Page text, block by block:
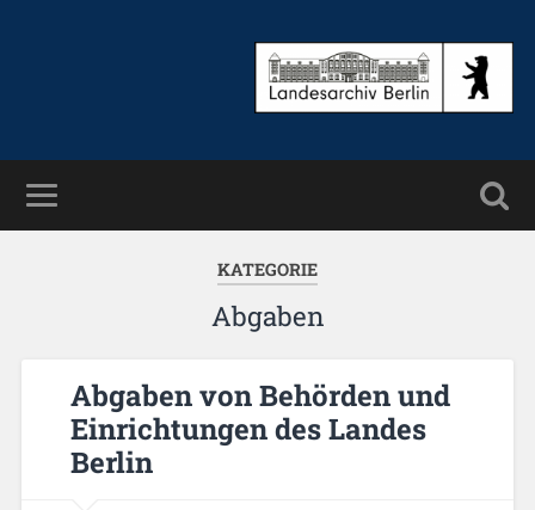
KATEGORIE
Abgaben
Ab­ga­ben von Be­hör­den und
Ein­rich­tun­gen des Lan­des
Ber­lin